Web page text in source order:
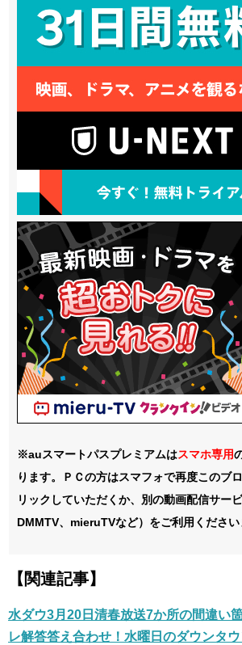
※auスマートパスプレミアムはスマホ専用
ります。ＰＣの方はスマフォで再度このブ
リックしていただくか、別の動画配信サー
DMMTV、mieruTVなど）をご利用ください
【関連記事】
水ダウ3月20日清春放送7か所の間違い
レ解答答え合わせ！水曜日のダウンタ